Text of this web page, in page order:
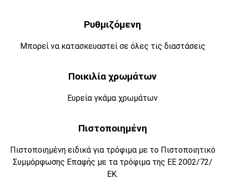
Ρυθμιζόμενη
Μπορεί να κατασκευαστεί σε όλες τις διαστάσεις
Ποικιλία χρωμάτων
Ευρεία γκάμα χρωμάτων
Πιστοποιημένη
Πιστοποιημένη ειδικά για τρόφιμα με το Πιστοποιητικό
Συμμόρφωσης Επαφής με τα τρόφιμα της ΕΕ 2002/72/
ΕΚ.